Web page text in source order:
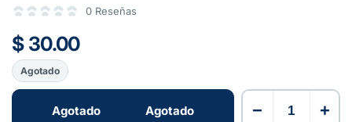
0 Reseñas
$ 30.00
Agotado
Agotado Agotado − +